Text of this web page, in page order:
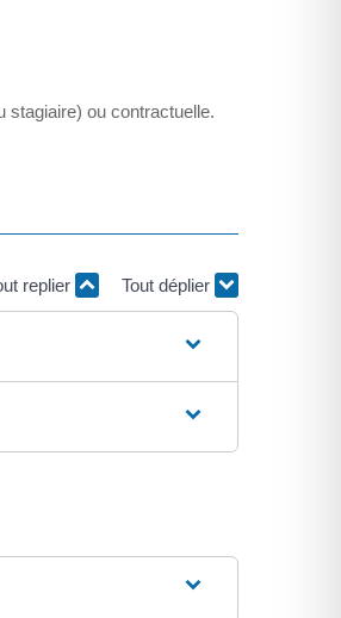
stagiaire) ou contractuelle.
replier Tout déplier